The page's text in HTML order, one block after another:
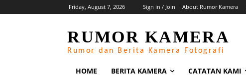
Friday, August 7, 2026 Sign in / Join About Rumor Kamera
RUMOR KAMERA
Rumor dan Berita Kamera Fotografi
HOME BERITA KAMERA CATATAN KAMI